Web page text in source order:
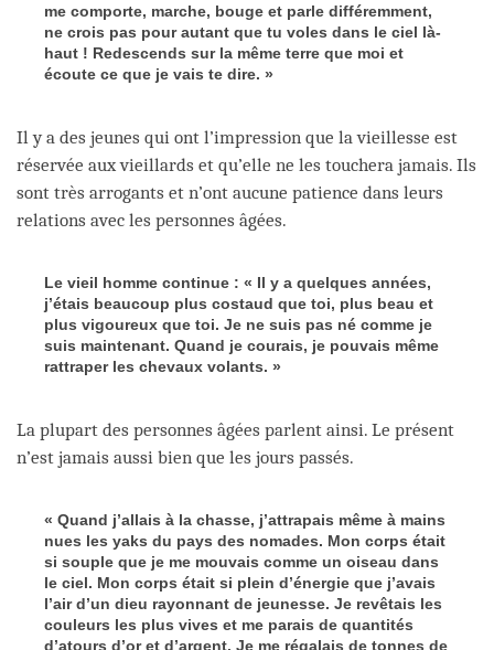
me comporte, marche, bouge et parle différemment,
ne crois pas pour autant que tu voles dans le ciel là-
haut ! Redescends sur la même terre que moi et
écoute ce que je vais te dire. »
Il y a des jeunes qui ont l’impression que la vieillesse est
réservée aux vieillards et qu’elle ne les touchera jamais. Ils
sont très arrogants et n’ont aucune patience dans leurs
relations avec les personnes âgées.
Le vieil homme continue : « Il y a quelques années,
j’étais beaucoup plus costaud que toi, plus beau et
plus vigoureux que toi. Je ne suis pas né comme je
suis maintenant. Quand je courais, je pouvais même
rattraper les chevaux volants. »
La plupart des personnes âgées parlent ainsi. Le présent
n’est jamais aussi bien que les jours passés.
« Quand j’allais à la chasse, j’attrapais même à mains
nues les yaks du pays des nomades. Mon corps était
si souple que je me mouvais comme un oiseau dans
le ciel. Mon corps était si plein d’énergie que j’avais
l’air d’un dieu rayonnant de jeunesse. Je revêtais les
couleurs les plus vives et me parais de quantités
d’atours d’or et d’argent. Je me régalais de tonnes de